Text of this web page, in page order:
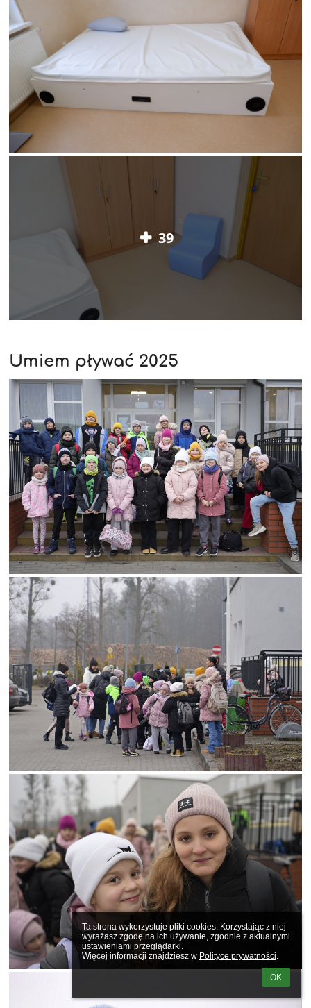
Ta strona wykorzystuje pliki cookies. Korzystając z niej
wyrażasz zgodę na ich używanie, zgodnie z aktualnymi
ustawieniami przeglądarki.
Więcej informacji znajdziesz w Polityce prywatności.
OK
39
Umiem pływać 2025